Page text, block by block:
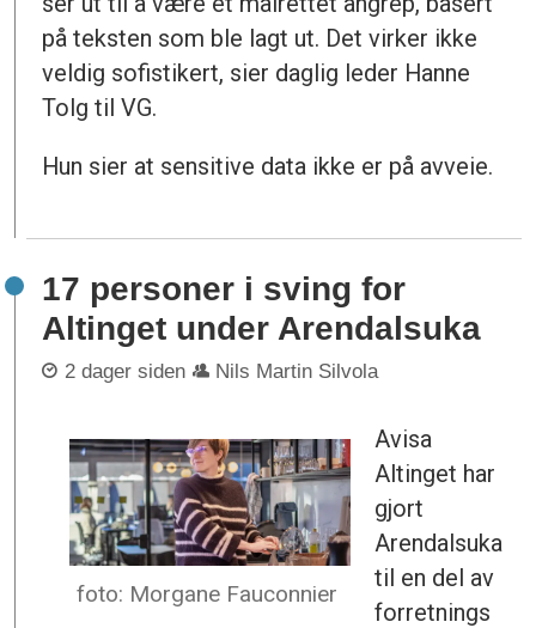
på teksten som ble lagt ut. Det virker ikke
veldig sofistikert, sier daglig leder Hanne
Tolg til VG.
Hun sier at sensitive data ikke er på avveie.
17 personer i sving for
Altinget under Arendalsuka
2 dager siden Nils Martin Silvola
foto: Morgane Fauconnier
Avisa
Altinget har
gjort
Arendalsuka
til en del av
forretnings